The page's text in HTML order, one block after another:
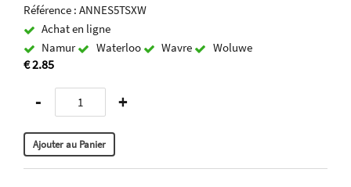
Référence : ANNES5TSXW
Achat en ligne
Namur
Waterloo Wavre Woluwe
€ 2.85
- +